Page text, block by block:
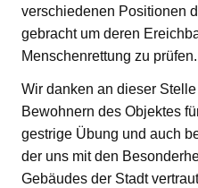
verschiedenen Positionen
gebracht um deren
Menschenrettung zu prüfen.
Wir danken an dieser
Bewohnern des Objektes
gestrige Übung und auch
der uns mit den
Gebäudes der Stadt